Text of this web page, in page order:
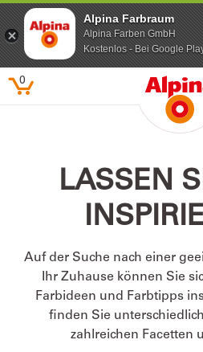
Beliebte Suchbegriffe
Kinderzimmer
Farbenfreunde
0
LASSEN
Auf der Suche nach einer
Ihr Zuhause können Sie
Farbideen und Farbtipps
finden Sie
zahlreichen Facetten
Alpina Farbraum
Alpina Farben GmbH
Kostenlos - Bei Google
Alpina Farbraum
Alpina Farben GmbH
Kostenlos - Bei Google